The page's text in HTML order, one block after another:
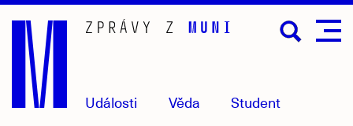
Přejít
hlavní
obsah
Události Věda Student